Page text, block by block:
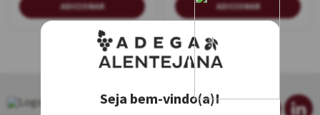
ADICIONAR ADICIONAR
Seja bem-vindo(a)!